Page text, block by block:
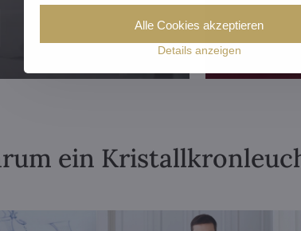
ein
Details anzeigen
Alle Cookies akzeptieren